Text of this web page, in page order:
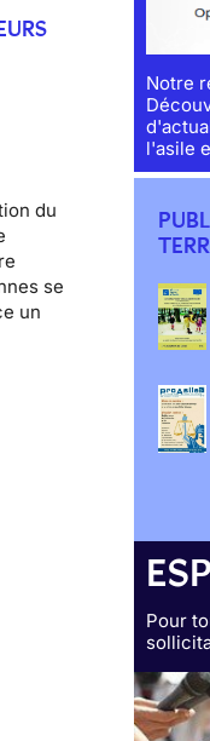
du
se
un
Notre
l'asile
Pour